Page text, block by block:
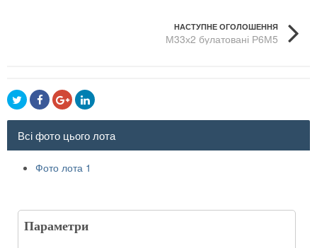
НАСТУПНЕ ОГОЛОШЕННЯ
М33х2 булатовані Р6М5
Всі фото цього лота
Фото лота 1
Параметри